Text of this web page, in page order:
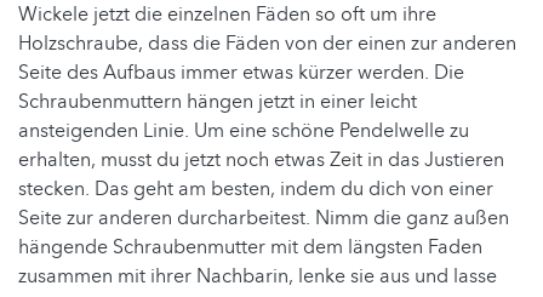
Wickele jetzt die einzelnen Fäden so oft um ihre
Holzschraube, dass die Fäden von der einen zur anderen
Seite des Aufbaus immer etwas kürzer werden. Die
Schraubenmuttern hängen jetzt in einer leicht
ansteigenden Linie. Um eine schöne Pendelwelle zu
erhalten, musst du jetzt noch etwas Zeit in das Justieren
stecken. Das geht am besten, indem du dich von einer
Seite zur anderen durcharbeitest. Nimm die ganz außen
hängende Schraubenmutter mit dem längsten Faden
zusammen mit ihrer Nachbarin, lenke sie aus und lasse